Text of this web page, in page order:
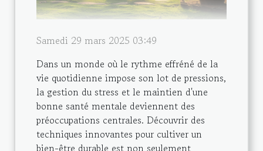
Samedi 29 mars 2025 03:49
Dans un monde où le rythme effréné de la
vie quotidienne impose son lot de pressions,
la gestion du stress et le maintien d'une
bonne santé mentale deviennent des
préoccupations centrales. Découvrir des
techniques innovantes pour cultiver un